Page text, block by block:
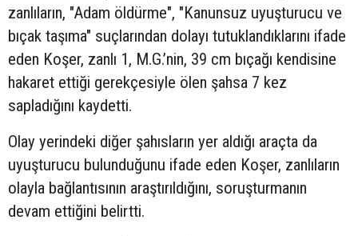
zanlıların, "Adam öldürme", "Kanunsuz uyuşturucu ve
bıçak taşıma" suçlarından dolayı tutuklandıklarını ifade
eden Koşer, zanlı 1, M.G.’nin, 39 cm bıçağı kendisine
hakaret ettiği gerekçesiyle ölen şahsa 7 kez
sapladığını kaydetti.
Olay yerindeki diğer şahısların yer aldığı araçta da
uyuşturucu bulunduğunu ifade eden Koşer, zanlıların
olayla bağlantısının araştırıldığını, soruşturmanın
devam ettiğini belirtti.